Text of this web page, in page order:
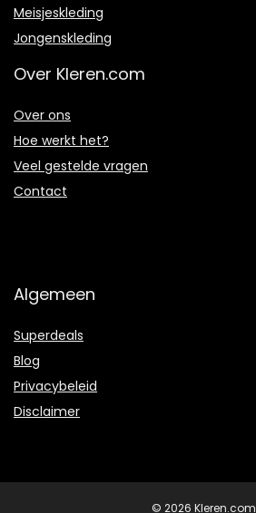
Meisjeskleding
Jongenskleding
Over Kleren.com
Over ons
Hoe werkt het?
Veel gestelde vragen
Contact
Algemeen
Superdeals
Blog
Privacybeleid
Disclaimer
© 2026 Kleren.com